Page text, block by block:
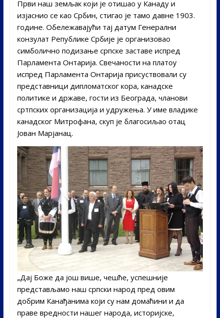
Први наш земљак који је отишао у Канаду и
изјаснио се као Србин, стигао је тамо давне 1903.
године. Обележавајући тај датум Генерални
конзулат Републике Србије је организовао
симболично подизање српске заставе испред
Парламента Онтарија. Свечаности на платоу
испред Парламента Онтарија присуствовали су
представници дипломатског кора, канадске
политике и државе, гости из Београда, чланови
сртпских организација и удружења. У име владике
канадског Митрофана, скуп је благосиљао отац
Јован Марјанац.
„Дај Боже да још више, чешће, успешније
представљамо наш српски народ пред овим
добрим Канађанима који су нам домаћини и да
праве вредности нашег народа, историјске,